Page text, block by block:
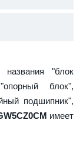
названия "блок
блок",
подшипник",
имеет